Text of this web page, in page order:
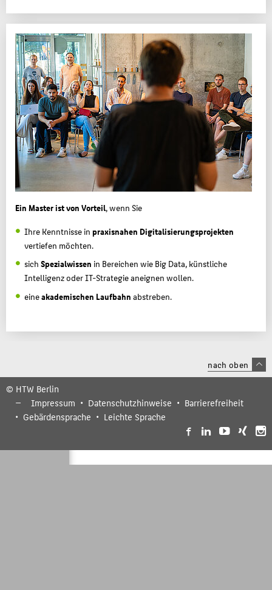
Ein Master ist von Vorteil, wenn Sie
Ihre Kenntnisse inpraxisnahen Digitalisierungsprojekten
vertiefen möchten.
sichSpezialwissen in Bereichen wie Big Data, künstliche
Intelligenz oder IT-Strategie aneignen wollen.
eineakademischen Laufbahnabstreben.
nach oben
© HTW Berlin
Impressum
Datenschutzhinweise
Barrierefreiheit
Gebärdensprache
Leichte Sprache